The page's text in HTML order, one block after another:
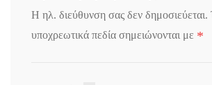
Η ηλ. διεύθυνση σας δεν δημοσιεύεται.
υποχρεωτικά πεδία σημειώνονται με *